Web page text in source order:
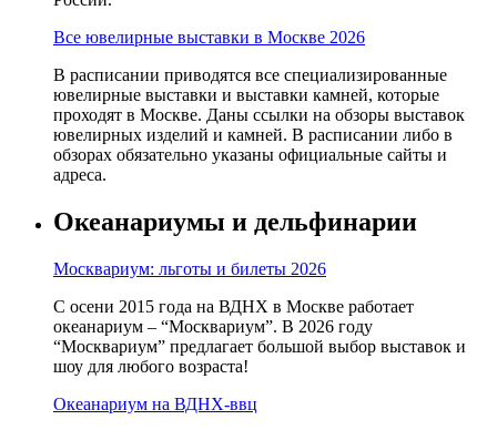
Все ювелирные выставки в Москве 2026
В расписании приводятся все специализированные
ювелирные выставки и выставки камней, которые
проходят в Москве. Даны ссылки на обзоры выставок
ювелирных изделий и камней. В расписании либо в
обзорах обязательно указаны официальные сайты и
адреса.
Океанариумы и дельфинарии
Москвариум: льготы и билеты 2026
С осени 2015 года на ВДНХ в Москве работает
океанариум – “Москвариум”. В 2026 году
“Москвариум” предлагает большой выбор выставок и
шоу для любого возраста!
Океанариум на ВДНХ-ввц